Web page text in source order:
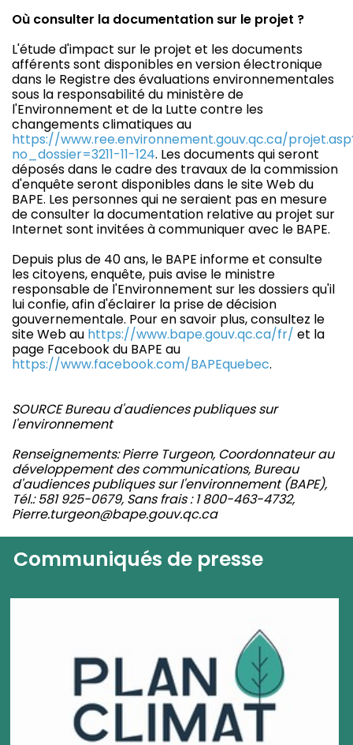
Où consulter la documentation sur le projet ?
L'étude d'impact sur le projet et les documents
afférents sont disponibles en version électronique
dans le Registre des évaluations environnementales
sous la responsabilité du ministère de
l'Environnement et de la Lutte contre les
changements climatiques au
https://www.ree.environnement.gouv.qc.ca/
no_dossier=3211-11-124. Les documents qui seront
déposés dans le cadre des travaux de la commission
d'enquête seront disponibles dans le site Web du
BAPE. Les personnes qui ne seraient pas en mesure
de consulter la documentation relative au projet sur
Internet sont invitées à communiquer avec le BAPE.
Depuis plus de 40 ans, le BAPE informe et consulte
les citoyens, enquête, puis avise le ministre
responsable de l'Environnement sur les dossiers qu'il
lui confie, afin d'éclairer la prise de décision
gouvernementale. Pour en savoir plus, consultez le
site Web au https://www.bape.gouv.qc.ca/fr/ et la
page Facebook du BAPE au
https://www.facebook.com/BAPEquebec.
SOURCE Bureau d'audiences publiques sur
l'environnement
Renseignements: Pierre Turgeon, Coordonnateur au
développement des communications, Bureau
d'audiences publiques sur l'environnement (BAPE),
Tél.: 581 925-0679, Sans frais : 1 800-463-4732,
Pierre.turgeon@bape.gouv.qc.ca
Communiqués de presse